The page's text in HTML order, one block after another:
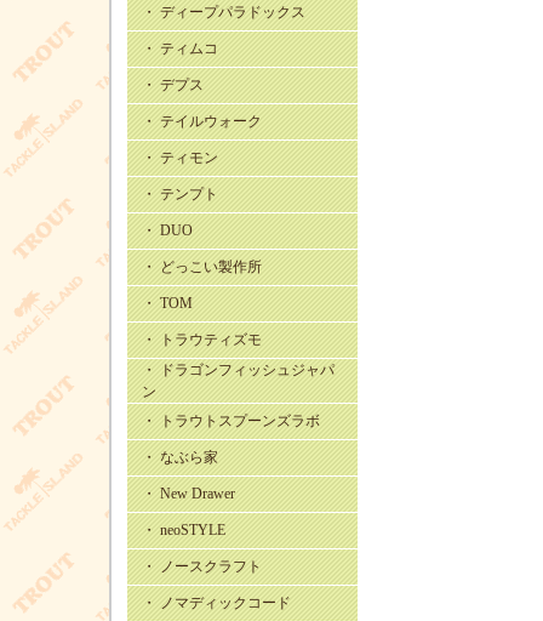
・ ディープパラドックス
・ ティムコ
・ デプス
・ テイルウォーク
・ ティモン
・ テンプト
・ DUO
・ どっこい製作所
・ TOM
・ トラウティズモ
・ ドラゴンフィッシュジャパ
ン
・ トラウトスプーンズラボ
・ なぶら家
・ New Drawer
・ neoSTYLE
・ ノースクラフト
・ ノマディックコード